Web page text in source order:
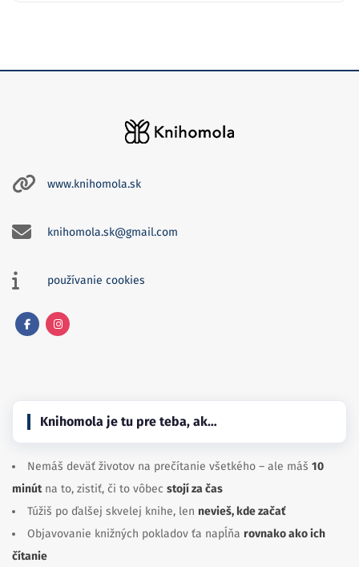
www.knihomola.sk
knihomola.sk@gmail.com
používanie cookies
Knihomola je tu pre teba, ak…
Nemáš deväť životov na prečítanie všetkého – ale máš 10
minútna to, zistiť, či to vôbec stojí za čas
Túžiš po ďalšej skvelej knihe, len nevieš, kde začať
Objavovanie knižných pokladov ťa napĺňa rovnako ako ich
čítanie